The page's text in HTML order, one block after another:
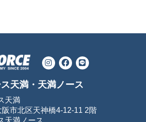
ス天満・天満ノース
天満
市北区天神橋4-12-11 2階